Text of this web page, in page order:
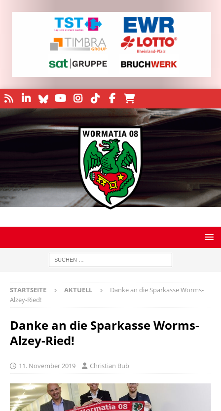
STARTSEITE AKTUELL
Danke an die Sparkasse Worms-
Alzey-Ried!
Danke an die Sparkasse Worms-
Alzey-Ried!
11. November 2019 Christian Bub